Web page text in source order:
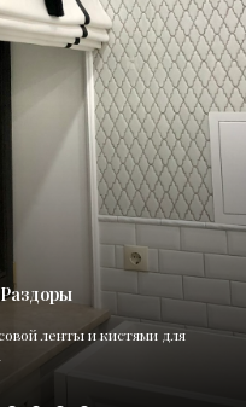
ленты и кистями для